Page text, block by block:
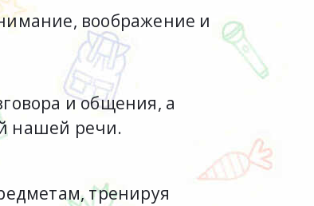
воображение и
и общения, а
нашей речи.
тренируя